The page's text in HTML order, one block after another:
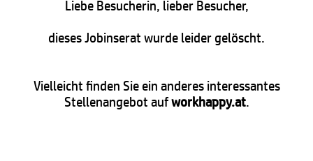
Liebe Besucherin, lieber Besucher,
dieses Jobinserat wurde leider gelöscht.
Vielleicht finden Sie ein anderes interessantes
Stellenangebot aufworkhappy.at.